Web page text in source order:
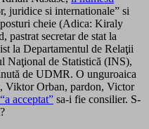
juridice si internationale” si
cheie (Adica: Kiraly
secretar de stat la
la Departamentul de Relaţii
Naţional de Statistică (INS),
de UDMR. O unguroaica
Viktor Orban, pardon, Victor
acceptat” sa-i fie consilier. S-